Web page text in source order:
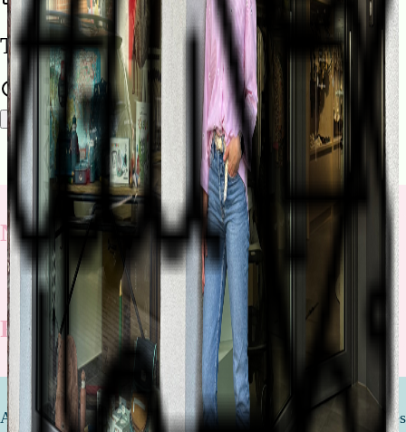
Trouvez une liste de naissance
Rechercher
Nos nouveautés
Rentrée scolaire
Attendre un enfant est l'une des étapes les plus importantes